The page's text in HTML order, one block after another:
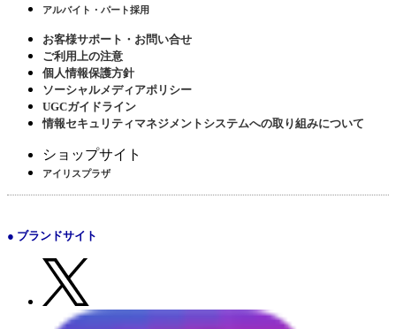
アルバイト・パート採用
お客様サポート・お問い合せ
ご利用上の注意
個人情報保護方針
ソーシャルメディアポリシー
UGCガイドライン
情報セキュリティマネジメントシステムへの取り組みについて
ショップサイト
アイリスプラザ
● ブランドサイト